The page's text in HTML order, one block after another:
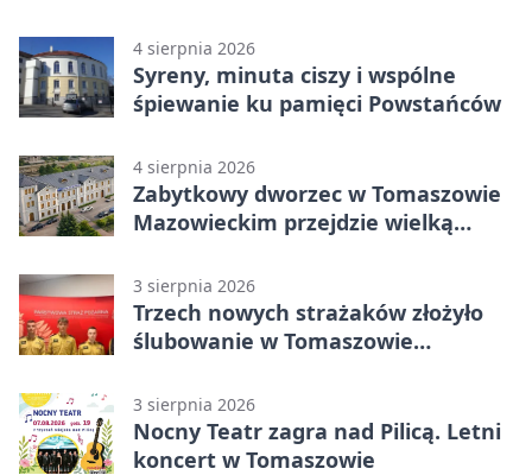
4 sierpnia 2026
Syreny, minuta ciszy i wspólne
śpiewanie ku pamięci Powstańców
4 sierpnia 2026
Zabytkowy dworzec w Tomaszowie
Mazowieckim przejdzie wielką
wykonawcy
3 sierpnia 2026
Trzech nowych strażaków złożyło
ślubowanie w Tomaszowie
3 sierpnia 2026
Nocny Teatr zagra nad Pilicą. Letni
koncert w Tomaszowie